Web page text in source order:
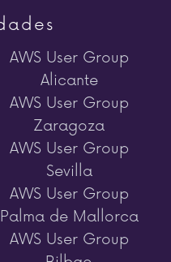
AWS User Group
Alicante
AWS User Group
Zaragoza
AWS User Group
Sevilla
AWS User Group
Palma de Mallorca
AWS User Group